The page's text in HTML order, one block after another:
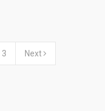
3 Next